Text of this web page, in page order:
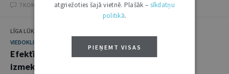
7 KOMENTĀRI
LĪGA LŪKA
VIEDOKLIS
Efektīva un pārdomāta reforma vai lamatas
izmeklēšanai
atgriežoties šajā vietnē. Plašāk – sīkdatņu
politikā.
PIEŅEMT VISAS